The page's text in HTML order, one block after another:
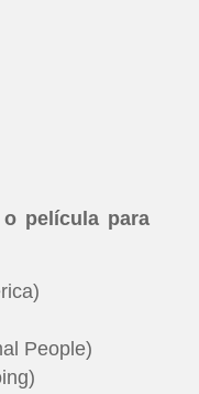
película para
People)